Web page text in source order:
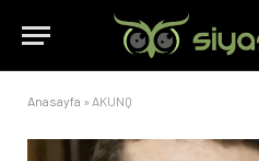
Anasayfa » AKUNQ